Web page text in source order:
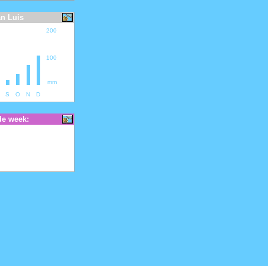
Luis
200
100
mm
S O N D
week: